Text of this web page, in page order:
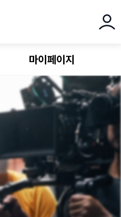
로
마이페이지